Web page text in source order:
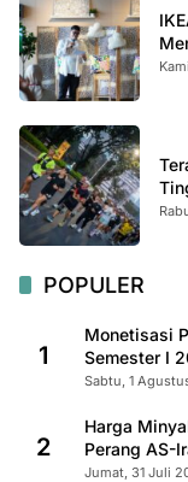
POPULER
1
Monetisasi
Semester I
Sabtu, 1
2
Harga
Perang AS-
Jumat, 31 Juli